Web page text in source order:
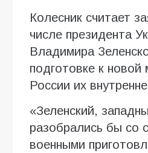
Колесник считает
числе президента
Владимира
подготовке к новой
России их
«Зеленский,
разобрались бы со
военными